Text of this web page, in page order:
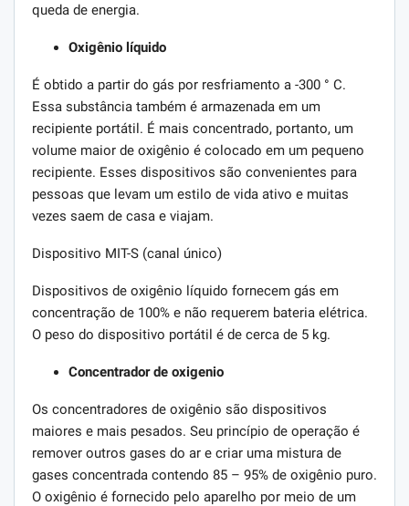
queda de energia.
Oxigênio líquido
É obtido a partir do gás por resfriamento a -300 ° C.
Essa substância também é armazenada em um
recipiente portátil. É mais concentrado, portanto, um
volume maior de oxigênio é colocado em um pequeno
recipiente. Esses dispositivos são convenientes para
pessoas que levam um estilo de vida ativo e muitas
vezes saem de casa e viajam.
Dispositivo MIT-S (canal único)
Dispositivos de oxigênio líquido fornecem gás em
concentração de 100% e não requerem bateria elétrica.
O peso do dispositivo portátil é de cerca de 5 kg.
Concentrador de oxigenio
Os concentradores de oxigênio são dispositivos
maiores e mais pesados. Seu princípio de operação é
remover outros gases do ar e criar uma mistura de
gases concentrada contendo 85 – 95% de oxigênio puro.
O oxigênio é fornecido pelo aparelho por meio de um